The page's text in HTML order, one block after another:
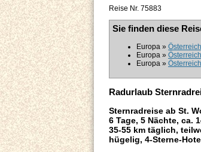
Reise Nr. 75883
Sie finden diese
Europa »
Europa »
Europa »
Radurlaub
Sternradreise ab St.
6 Tage, 5 Nächte, ca.
35-55 km täglich,
hügelig, 4-Sterne-